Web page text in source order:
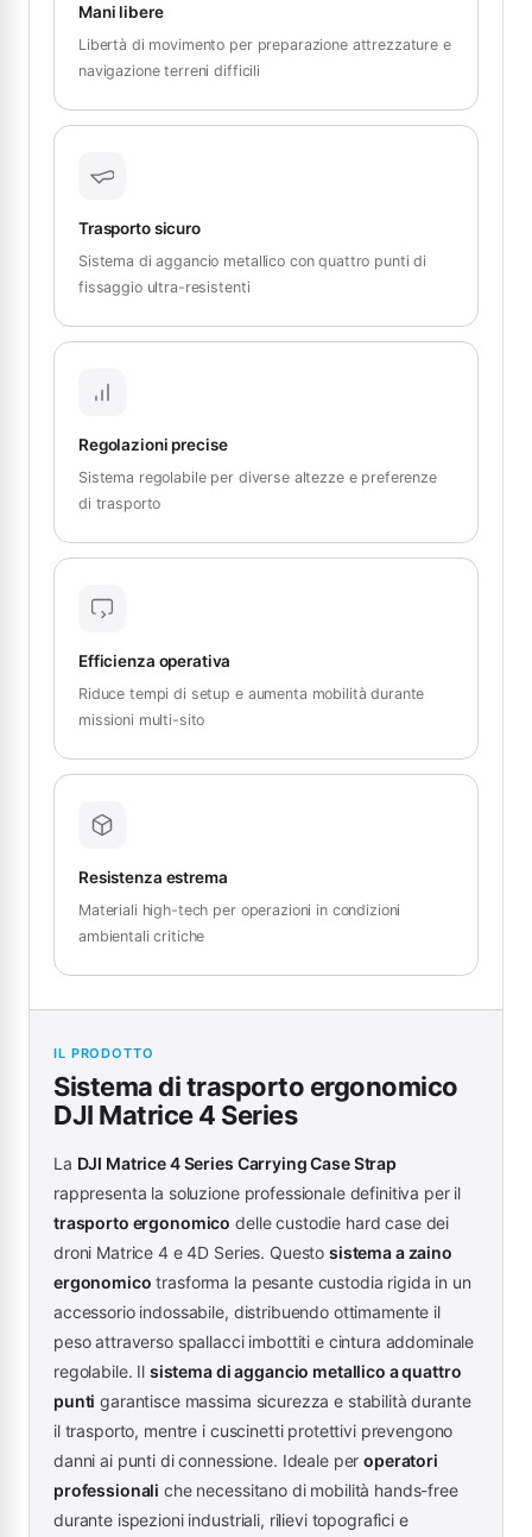
Mani libere
Libertà di movimento per preparazione attrezzature e
navigazione terreni difficili
Trasporto sicuro
Sistema di aggancio metallico con quattro punti di
fissaggio ultra-resistenti
Regolazioni precise
Sistema regolabile per diverse altezze e preferenze
di trasporto
Efficienza operativa
Riduce tempi di setup e aumenta mobilità durante
missioni multi-sito
Resistenza estrema
Materiali high-tech per operazioni in condizioni
ambientali critiche
IL PRODOTTO
Sistema di trasporto ergonomico
DJI Matrice 4 Series
La DJI Matrice 4 Series Carrying Case Strap
rappresenta la soluzione professionale definitiva per il
trasporto ergonomico delle custodie hard case dei
droni Matrice 4 e 4D Series. Questo sistema a zaino
ergonomico trasforma la pesante custodia rigida in un
accessorio indossabile, distribuendo ottimamente il
peso attraverso spallacci imbottiti e cintura addominale
regolabile. Il sistema di aggancio metallico a quattro
punti garantisce massima sicurezza e stabilità durante
il trasporto, mentre i cuscinetti protettivi prevengono
danni ai punti di connessione. Ideale peroperatori
professionali che necessitano di mobilità hands-free
durante ispezioni industriali, rilievi topografici e